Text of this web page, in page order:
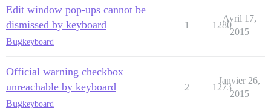
Edit window pop-ups cannot be
dismissed by keyboard
Bugkeyboard
1 1280
Avril 17,
2015
Official warning checkbox
unreachable by keyboard
Bugkeyboard
2 1273
Janvier 26,
2015